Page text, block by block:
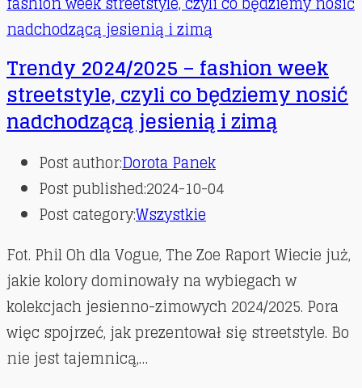
Trendy 2024/2025 – fashion week
streetstyle, czyli co będziemy nosić
nadchodzącą jesienią i zimą
Post author:Dorota Panek
Post published:2024-10-04
Post category:Wszystkie
Fot. Phil Oh dla Vogue, The Zoe Raport Wiecie już,
jakie kolory dominowały na wybiegach w
kolekcjach jesienno-zimowych 2024/2025. Pora
więc spojrzeć, jak prezentował się streetstyle. Bo
nie jest tajemnicą,…